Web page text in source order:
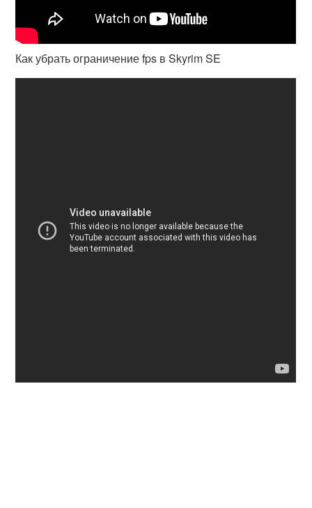
Как убрать ограничение fps в Skyrim SE